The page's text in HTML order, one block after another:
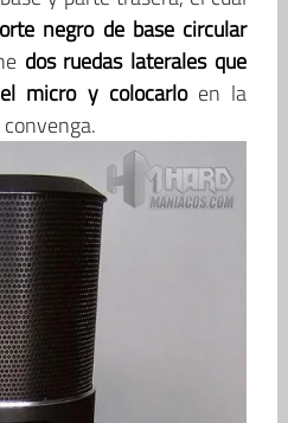
negro de base circular
dos ruedas laterales que
micro y colocarloen la